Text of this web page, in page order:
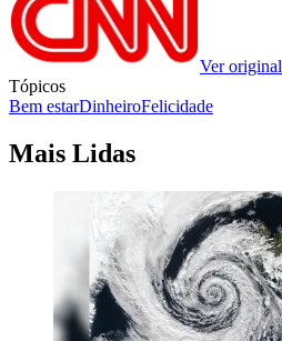
Ver original
Tópicos
Bem estarDinheiroFelicidade
Mais Lidas